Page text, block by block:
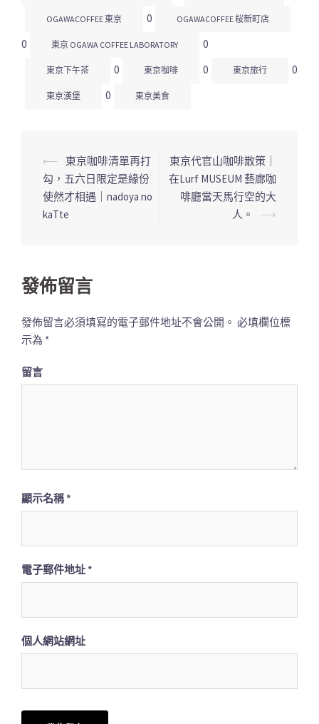
OGAWACOFFEE 東京 0 OGAWACOFFEE 桜新町店
0 東京 OGAWA COFFEE LABORATORY 0
東京下午茶 0 東京咖啡 0 東京旅行 0
東京漢堡 0 東京美食
文
章
導
⟵
東京咖啡清單再打
勾，五六日限定是緣份
使然才相遇｜nadoya no
kaTte
東京代官山咖啡散策｜
在Lurf MUSEUM 藝廊咖
啡廳當天馬行空的大
人。
⟶
發佈留言
發佈留言必須填寫的電子郵件地址不會公開。 必填欄位標
示為 *
留言
顯示名稱*
電子郵件地址 *
個人網站網址